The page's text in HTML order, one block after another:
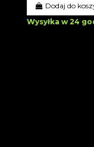
Dodaj do
Wysyłka w 24